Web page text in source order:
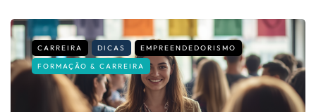
CARREIRA DICAS
EMPREENDEDORISMO
FORMAÇÃO & CARREIRA